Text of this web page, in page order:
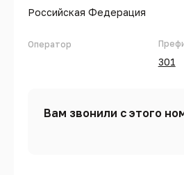
Российская Федерация
Оператор
301
Вам звонили с этого